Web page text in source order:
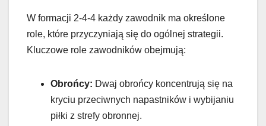
W formacji 2-4-4 każdy zawodnik ma określone
role, które przyczyniają się do ogólnej strategii.
Kluczowe role zawodników obejmują:
Obrońcy: Dwaj obrońcy koncentrują się na
kryciu przeciwnych napastników i wybijaniu
piłki z strefy obronnej.